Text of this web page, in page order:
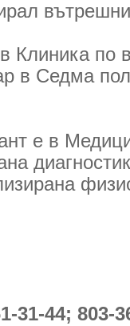
Клиника по
в Седма
е в
31-44; 803-